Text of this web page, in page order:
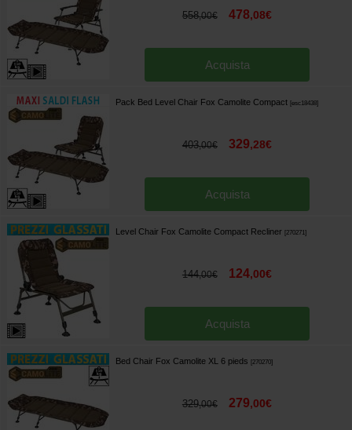
558,00€ 478,08€
Acquista
Pack Bed Level Chair Fox Camolite Compact [esc18438]
403,00€ 329,28€
Acquista
Level Chair Fox Camolite Compact Recliner 270271]
144,00€ 124,00€
Acquista
Bed Chair Fox Camolite XL 6 pieds 270270]
329,00€ 279,00€